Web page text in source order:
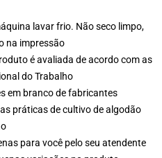
lavar frio. Não seco limpo,
na impressão
é avaliada de acordo com as
do Trabalho
em branco de fabricantes
práticas de cultivo de algodão
para você pelo seu atendente